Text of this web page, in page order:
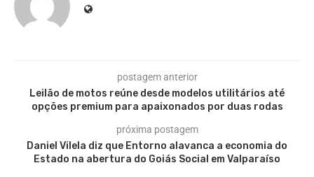
postagem anterior
Leilão de motos reúne desde modelos utilitários até
opções premium para apaixonados por duas rodas
próxima postagem
Daniel Vilela diz que Entorno alavanca a economia do
Estado na abertura do Goiás Social em Valparaíso